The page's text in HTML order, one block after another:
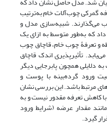
گمرکی چوب‌آلات خام به‌ترتیب
می‌گذارند. شبیه‌سازی مدل و
که به‌طور متوسط به ازای یک
و تعرفۀ چوب خام، قاچاق چوب
تغییر می‌یابد. تأثیرپذیری اندک قاچاق
همچون پابرجایی دیگر
ورود گرده‌بینه با پوست و
مرتبط ‌باشد. این بررسی نشان
کاهش تعرفه مقدور نیست و به
مقدار عرضه (شرایط ورود
گیرد.